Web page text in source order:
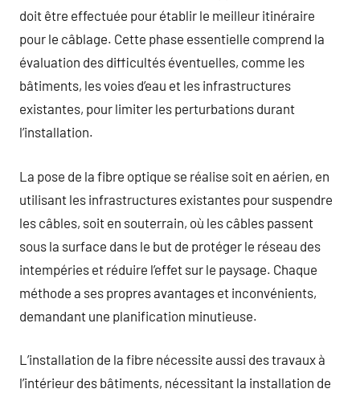
doit être effectuée pour établir le meilleur itinéraire
pour le câblage. Cette phase essentielle comprend la
évaluation des difficultés éventuelles, comme les
bâtiments, les voies d’eau et les infrastructures
existantes, pour limiter les perturbations durant
l’installation.
La pose de la fibre optique se réalise soit en aérien, en
utilisant les infrastructures existantes pour suspendre
les câbles, soit en souterrain, où les câbles passent
sous la surface dans le but de protéger le réseau des
intempéries et réduire l’effet sur le paysage. Chaque
méthode a ses propres avantages et inconvénients,
demandant une planification minutieuse.
L’installation de la fibre nécessite aussi des travaux à
l’intérieur des bâtiments, nécessitant la installation de